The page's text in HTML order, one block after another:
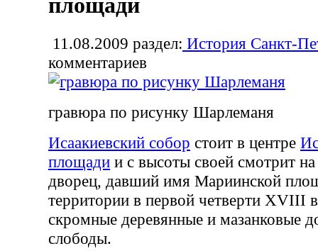
площади
11.08.2009 раздел: История Санкт-
комментариев
гравюра по рисунку Шарлеманя
Исаакиевский собор стоит в центре
площади и с высоты своей смотрит
дворец, давший имя Мариинской
территории в первой четверти XVIII
скромные деревянные и мазанковые
слободы.